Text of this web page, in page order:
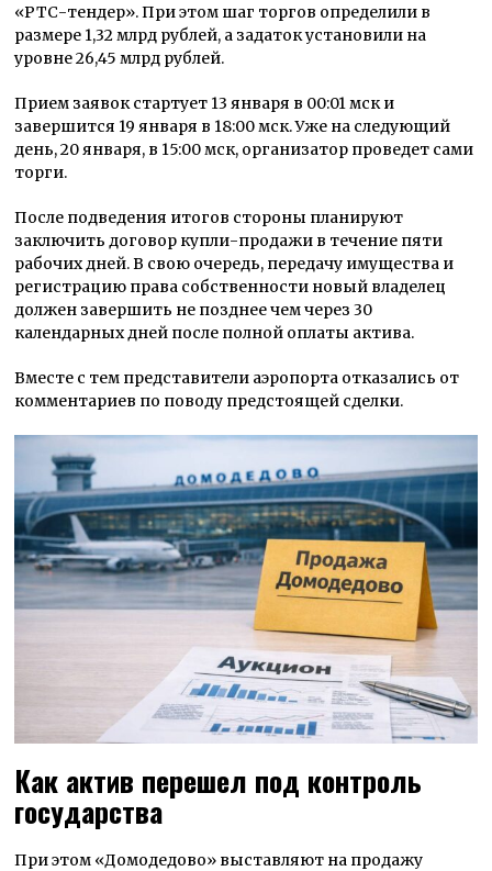
«РТС-тендер». При этом шаг торгов определили в
размере 1,32 млрд рублей, а задаток установили на
уровне 26,45 млрд рублей.
Прием заявок стартует 13 января в 00:01 мск и
завершится 19 января в 18:00 мск. Уже на следующий
день, 20 января, в 15:00 мск, организатор проведет сами
торги.
После подведения итогов стороны планируют
заключить договор купли-продажи в течение пяти
рабочих дней. В свою очередь, передачу имущества и
регистрацию права собственности новый владелец
должен завершить не позднее чем через 30
календарных дней после полной оплаты актива.
Вместе с тем представители аэропорта отказались от
комментариев по поводу предстоящей сделки.
Как актив перешел под контроль
государства
При этом «Домодедово» выставляют на продажу